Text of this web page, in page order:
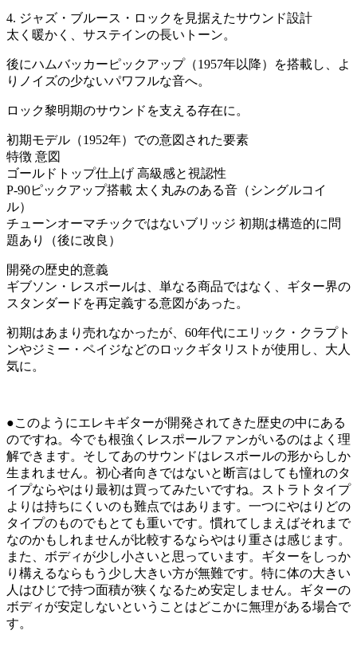
4. ジャズ・ブルース・ロックを見据えたサウンド設計
太く暖かく、サステインの長いトーン。
後にハムバッカーピックアップ（1957年以降）を搭載し、よ
りノイズの少ないパワフルな音へ。
ロック黎明期のサウンドを支える存在に。
初期モデル（1952年）での意図された要素
特徴 意図
ゴールドトップ仕上げ 高級感と視認性
P-90ピックアップ搭載 太く丸みのある音（シングルコイ
ル）
チューンオーマチックではないブリッジ 初期は構造的に問
題あり（後に改良）
開発の歴史的意義
ギブソン・レスポールは、単なる商品ではなく、ギター界の
スタンダードを再定義する意図があった。
初期はあまり売れなかったが、60年代にエリック・クラプト
ンやジミー・ペイジなどのロックギタリストが使用し、大人
気に。
●このようにエレキギターが開発されてきた歴史の中にある
のですね。今でも根強くレスポールファンがいるのはよく理
解できます。そしてあのサウンドはレスポールの形からしか
生まれません。初心者向きではないと断言はしても憧れのタ
イプならやはり最初は買ってみたいですね。ストラトタイプ
よりは持ちにくいのも難点ではあります。一つにやはりどの
タイプのものでもとても重いです。慣れてしまえばそれまで
なのかもしれませんが比較するならやはり重さは感じます。
また、ボディが少し小さいと思っています。ギターをしっか
り構えるならもう少し大きい方が無難です。特に体の大きい
人はひじで持つ面積が狭くなるため安定しません。ギターの
ボディが安定しないということはどこかに無理がある場合で
す。